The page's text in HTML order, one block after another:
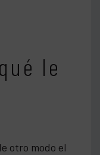
le
otro modo el